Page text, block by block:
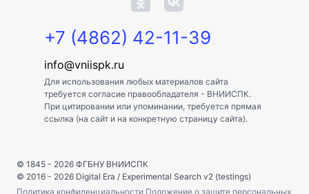
+7 (4862) 42-11-39
info@vniispk.ru
Для использования любых материалов сайта
требуется согласие правообладателя - ВНИИСПК.
При цитировании или упоминании, требуется прямая
ссылка (на сайт и на конкретную страницу сайта).
© 1845 - 2026 ФГБНУ ВНИИСПК
© 2016 - 2026 Digital Era / Experimental Search v2 (testings)
Политика конфиденциальности Положение о защите персональных